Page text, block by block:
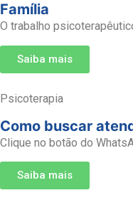
Família
O trabalho
Saiba mais
Psicoterapia
Como buscar
Clique no botão do
Saiba mais